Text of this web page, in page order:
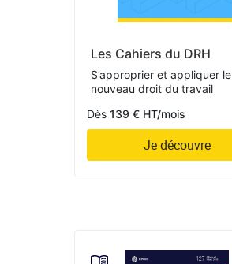
Les Cahiers du DRH
S’approprier et appliquer le
nouveau droit du travail
Dès 139 € HT/mois
Je découvre